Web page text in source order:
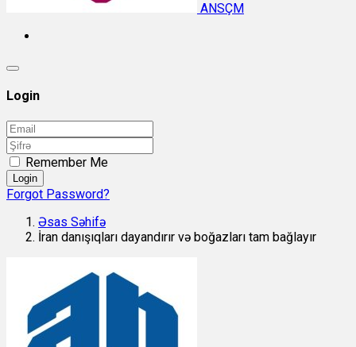
ANSÇM
Login
Remember Me
Login
Forgot Password?
Əsas Səhifə
İran danışıqları dayandırır və boğazları tam bağlayır